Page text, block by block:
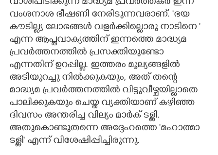
LITERATURE
ZOOM
CONTACT US
വംശനാശ ഭീഷണി നേരിടുന്നവരാണ്. 'ഭയ
കൗടില്ല്യ ലോഭങ്ങൾ വളർക്കില്ലൊരു നാടിനെ "
എന്ന ആപ്തവാക്യത്തിന് ഇന്നത്തെ മാദ്ധ്യമ
പ്രവർത്തനത്തിൽ പ്രസക്തിയുണ്ടോ
എന്നതിന് ഉറപ്പില്ല. ഇത്തരം മൂല്യങ്ങളിൽ
അടിയുറച്ചു നിൽക്കുകയും, അത് തന്റെ
മാദ്ധ്യമ പ്രവർത്തനത്തിൽ വിട്ടുവീഴ്ചയില്ലാതെ
പാലിക്കുകയും ചെയ്ത വ്യക്തിയാണ് കഴിഞ്ഞ
ദിവസം അന്തരിച്ച വില്യം മാർക് ടള്ളി.
അതുകൊണ്ടുതന്നെ അദ്ദേഹത്തെ 'മഹാത്മാ
ടള്ളി" എന്ന് വിശേഷിപ്പിച്ചിരുന്നു.